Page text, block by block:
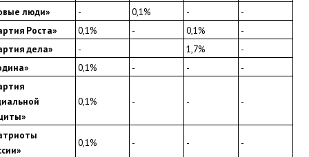
люди» - 0,1% -
-
Роста»
0,1% - 0,1%
-
дела»
- 1,7%
-
0,1% - -
-
0,1% - - -
0,1% - - -